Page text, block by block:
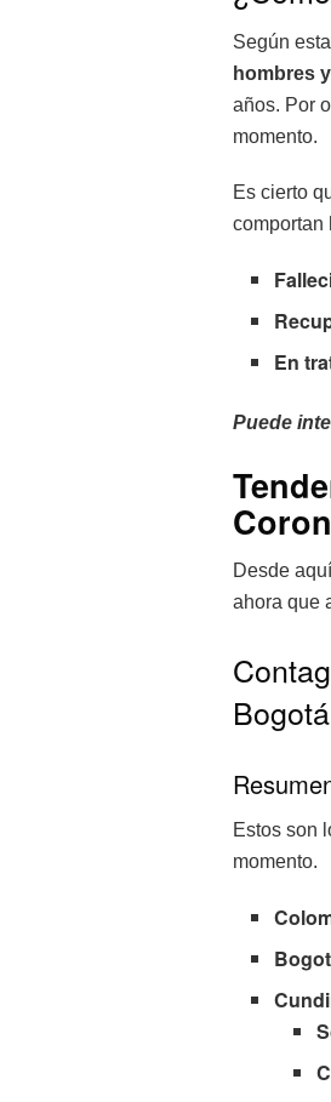
Según
hombres
años. Por
momento.
Es cierto
comportan
En
Puede
Desde
ahora que
Estos son
momento.